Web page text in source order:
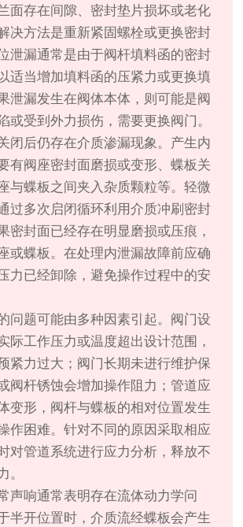
面存在间隙、密封垫片损坏或老化
决方法是重新紧固螺栓或更换密封
泄漏通常是由于阀杆填料函的密封
适当增加填料函的压紧力或更换填
泄漏发生在阀体本体，则可能是阀
或受到外力损伤，需要更换阀门。
闭后仍存在介质渗漏现象。产生内
有阀座密封面磨损或变形、蝶板关
与蝶板之间夹入杂质颗粒等。轻微
过多次启闭循环利用介质冲刷密封
密封面已经存在明显磨损或压痕，
或蝶板。在处理内泄漏故障前应确
力已经卸除，避免操作过程中的安
问题可能由多种因素引起。阀门设
际工作压力或温度超出设计范围，
紧力过大；阀门长期未进行维护保
阀杆锈蚀会增加操作阻力；管道应
变形，阀杆与蝶板的相对位置发生
作困难。针对不同的原因采取相应
对管道系统进行应力分析，释放不
。
声响通常表明存在流体动力学问
半开位置时，介质流经蝶板会产生